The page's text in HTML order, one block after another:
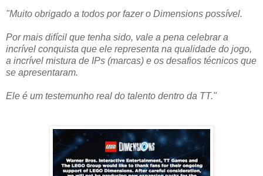
"Muito obrigado a todos por fazer o Dimensions possível.
Por mais difícil que tenha sido, vale a pena celebrar a
incrível conquista que ele representa na qualidade do jogo,
a incrível mistura de IPs (marcas) e os desafios técnicos que
se apresentaram.
Ele é um testemunho real do talento dentro da TT."